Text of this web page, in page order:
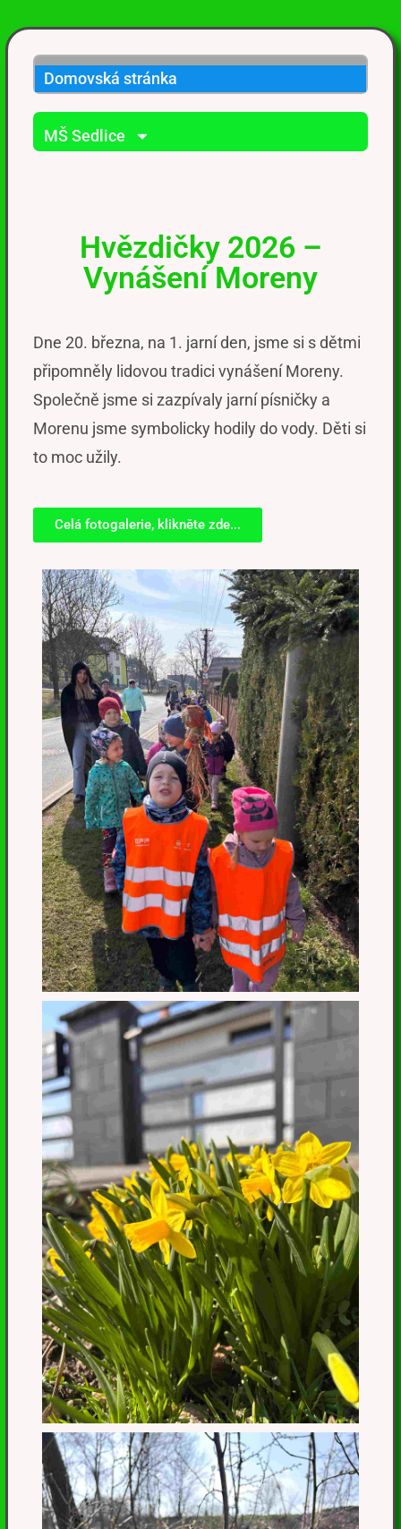
Domovská stránka
MŠ Sedlice
Hvězdičky 2026 –
Vynášení Moreny
Dne 20. března, na 1. jarní den, jsme si s dětmi
připomněly lidovou tradici vynášení Moreny.
Společně jsme si zazpívaly jarní písničky a
Morenu jsme symbolicky hodily do vody. Děti si
to moc užily.
Celá fotogalerie, klikněte zde...